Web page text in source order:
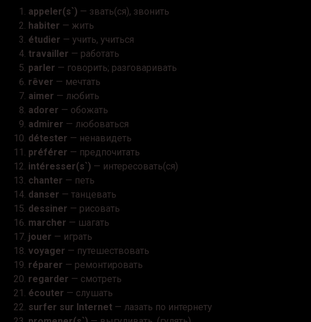
appeler(s`) — звать(ся), звонить
habiter — жить
étudier — учить, учиться
travailler — работать
parler — говорить; разговаривать
rêver — мечтать
aimer — любить
adorer — обожать
admirer — любоваться
détester — ненавидеть
préférer — предпочитать
intéresser(s`) — интересовать(ся)
chanter — петь
danser — танцевать
dessiner — рисовать
marcher — шагать
jouer — играть
voyager — путешествовать
réparer — ремонтировать
regarder — смотреть
écouter — слушать
surfer sur Internet — лазать по интернету